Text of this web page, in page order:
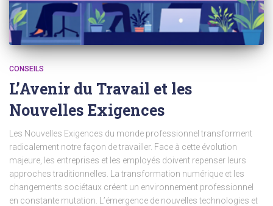
CONSEILS
L’Avenir du Travail et les
Nouvelles Exigences
Les Nouvelles Exigences du monde professionnel transforment
radicalement notre façon de travailler. Face à cette évolution
majeure, les entreprises et les employés doivent repenser leurs
approches traditionnelles. La transformation numérique et les
changements sociétaux créent un environnement professionnel
en constante mutation. L’émergence de nouvelles technologies et